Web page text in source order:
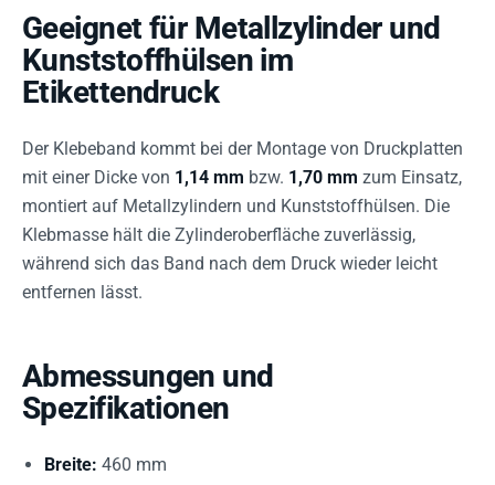
Geeignet für Metallzylinder und
Kunststoffhülsen im
Etikettendruck
Der Klebeband kommt bei der Montage von Druckplatten
mit einer Dicke von 1,14 mm bzw. 1,70 mm zum Einsatz,
montiert auf Metallzylindern und Kunststoffhülsen. Die
Klebmasse hält die Zylinderoberfläche zuverlässig,
während sich das Band nach dem Druck wieder leicht
entfernen lässt.
Abmessungen und
Spezifikationen
Breite: 460 mm